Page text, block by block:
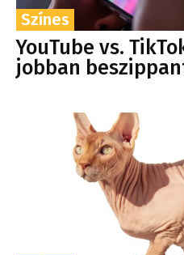
Színes
YouTube vs.
jobban